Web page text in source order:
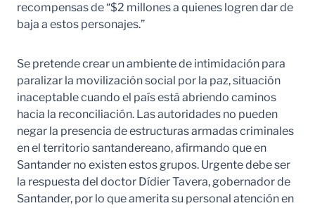
recompensas de “$2 millones a quienes logren dar de
baja a estos personajes.”
Se pretende crear un ambiente de intimidación para
paralizar la movilización social por la paz, situación
inaceptable cuando el país está abriendo caminos
hacia la reconciliación. Las autoridades no pueden
negar la presencia de estructuras armadas criminales
en el territorio santandereano, afirmando que en
Santander no existen estos grupos. Urgente debe ser
la respuesta del doctor Dídier Tavera, gobernador de
Santander, por lo que amerita su personal atención en